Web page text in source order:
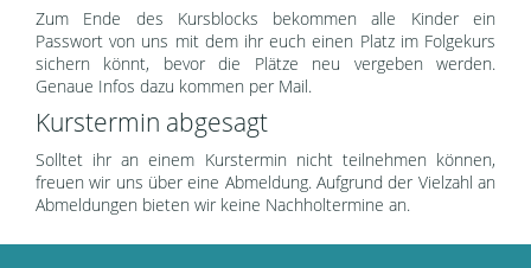
Zum Ende des Kursblocks bekommen alle Kinder ein
Passwort von uns mit dem ihr euch einen Platz im Folgekurs
sichern könnt, bevor die Plätze neu vergeben werden.
Genaue Infos dazu kommen per Mail.
Kurstermin abgesagt
Solltet ihr an einem Kurstermin nicht teilnehmen können,
freuen wir uns über eine Abmeldung. Aufgrund der Vielzahl an
Abmeldungen bieten wir keine Nachholtermine an.